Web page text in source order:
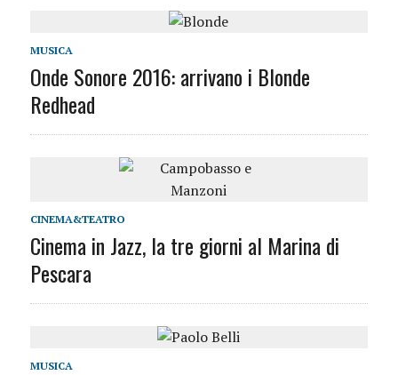
MUSICA
Onde Sonore 2016: arrivano i Blonde
Redhead
CINEMA&TEATRO
Cinema in Jazz, la tre giorni al Marina di
Pescara
MUSICA